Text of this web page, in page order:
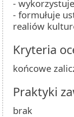
-
- formułuje
realiów
Kryteria
końcowe
Praktyki
brak